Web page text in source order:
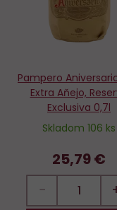
Pampero
Extra Aňejo,
Exclusiva 0,7l
Skladom 106 ks
25,79 €
−